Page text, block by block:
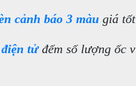
cảnh báo 3 màu giá
tửđếm số lượng ốc